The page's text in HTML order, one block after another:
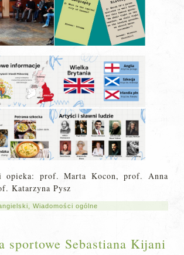
opieka: prof. Marta Kocon, prof. Anna
Katarzyna Pysz
,Wiadomości ogólne
sportowe Sebastiana Kijani